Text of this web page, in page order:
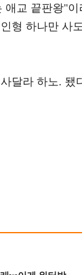
교 끝판왕"
형 하나만 사
달라 하노. 됐